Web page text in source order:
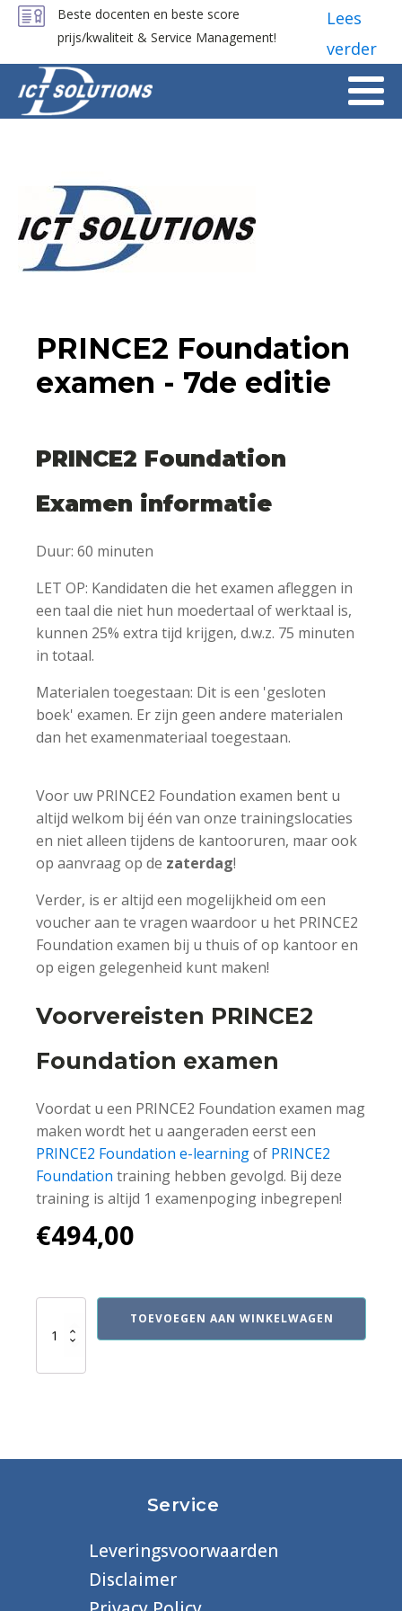
Beste docenten en beste score
prijs/kwaliteit & Service Management!
Lees
verder
PRINCE2 Foundation
examen - 7de editie
PRINCE2 Foundation
Examen informatie
Duur: 60 minuten
LET OP: Kandidaten die het examen afleggen in
een taal die niet hun moedertaal of werktaal is,
kunnen 25% extra tijd krijgen, d.w.z. 75 minuten
in totaal.
Materialen toegestaan: Dit is een 'gesloten
boek' examen. Er zijn geen andere materialen
dan het examenmateriaal toegestaan.
Voor uw PRINCE2 Foundation examen bent u
altijd welkom bij één van onze trainingslocaties
en niet alleen tijdens de kantooruren, maar ook
op aanvraag op de zaterdag!
Verder, is er altijd een mogelijkheid om een
voucher aan te vragen waardoor u het PRINCE2
Foundation examen bij u thuis of op kantoor en
op eigen gelegenheid kunt maken!
Voorvereisten PRINCE2
Foundation examen
Voordat u een PRINCE2 Foundation examen mag
maken wordt het u aangeraden eerst een
PRINCE2 Foundation e-learningof PRINCE2
Foundation training hebben gevolgd. Bij deze
training is altijd 1 examenpoging inbegrepen!
€494,00
examen
TOEVOEGEN AAN WINKELWAGEN
Service
Leveringsvoorwaarden
Disclaimer